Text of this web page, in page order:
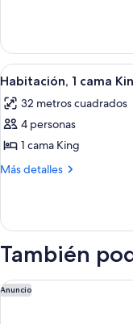
size
(Mobility/Hearing
Access,
Roll-
In
Shwr)
1
cama
King
(Mobility/Hearing
Access,
In
Shwr)
Abrir
todas
las
fotos
de
Habitación,
King
6
Habitación, 1 cama
32 metros cuadrados
4 personas
1 cama King
Más detalles
Más
1
King
También
Anuncio
Hilton Fairfax